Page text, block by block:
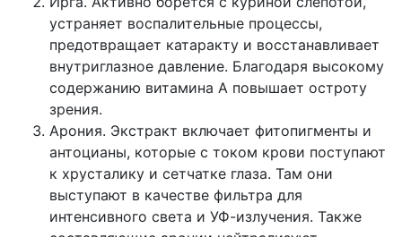
устраняет воспалительные процессы,
предотвращает катаракту и восстанавливает
внутриглазное давление. Благодаря высокому
содержанию витамина А повышает остроту
зрения.
Арония. Экстракт включает фитопигменты и
антоцианы, которые с током крови поступают
к хрусталику и сетчатке глаза. Там они
выступают в качестве фильтра для
интенсивного света и УФ-излучения. Также